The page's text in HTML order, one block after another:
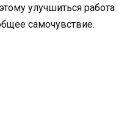
улучшиться работа
самочувствие.